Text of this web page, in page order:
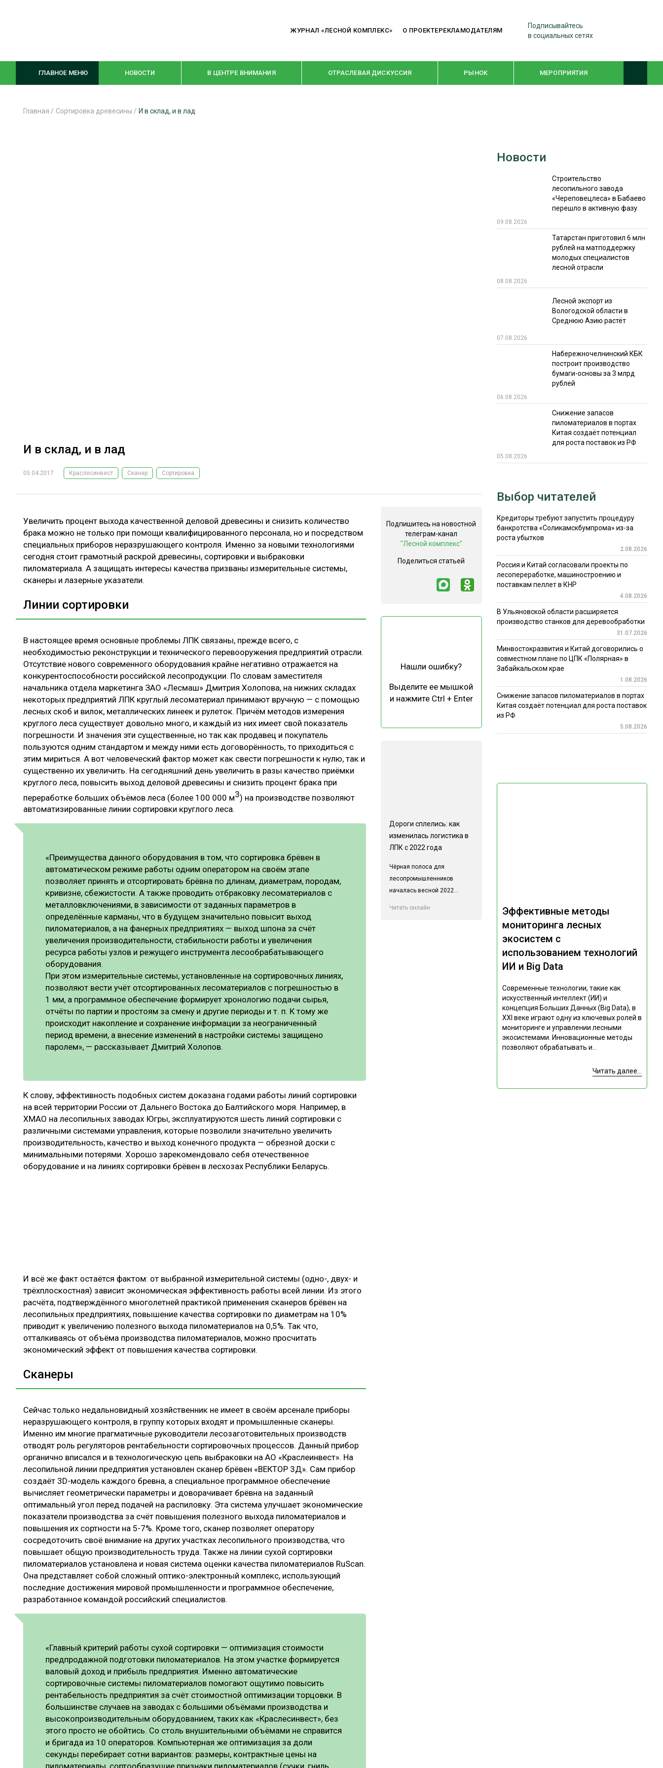
ЖУРНАЛ «ЛЕСНОЙ КОМПЛЕКС» О ПРОЕКТЕРЕКЛАМОДАТЕЛЯМ
Подписывайтесь
в социальных сетях
ГЛАВНОЕ МЕНЮ НОВОСТИ В ЦЕНТРЕ ВНИМАНИЯ ОТРАСЛЕВАЯ ДИСКУССИЯ РЫНОК МЕРОПРИЯТИЯ
WOODEX-2021
СУШКА ДРЕВЕСИНЫ
ИТОГИ МЕРОПРИЯТИЙ
Главная / Сортировка древесины / И в склад, и в лад
И в склад, и в лад
05.04.2017 Краслесинвест Сканер Сортировка
Увеличить процент выхода качественной деловой древесины и снизить количество
брака можно не только при помощи квалифицированного персонала, но и посредством
специальных приборов неразрушающего контроля. Именно за новыми технологиями
сегодня стоит грамотный раскрой древесины, сортировки и выбраковки
пиломатериала. А защищать интересы качества призваны измерительные системы,
сканеры и лазерные указатели.
Линии сортировки
В настоящее время основные проблемы ЛПК связаны, прежде всего, с
необходимостью реконструкции и технического перевооружения предприятий отрасли.
Отсутствие нового современного оборудования крайне негативно отражается на
конкурентоспособности российской лесопродукции. По словам заместителя
начальника отдела маркетинга ЗАО «Лесмаш» Дмитрия Холопова, на нижних складах
некоторых предприятий ЛПК круглый лесоматериал принимают вручную — с помощью
лесных скоб и вилок, металлических линеек и рулеток. Причём методов измерения
круглого леса существует довольно много, и каждый из них имеет свой показатель
погрешности. И значения эти существенные, но так как продавец и покупатель
пользуются одним стандартом и между ними есть договорённость, то приходиться с
этим мириться. А вот человеческий фактор может как свести погрешности к нулю, так и
существенно их увеличить. На сегодняшний день увеличить в разы качество приёмки
круглого леса, повысить выход деловой древесины и снизить процент брака при
переработке больших объёмов леса (более 100 000 м3) на производстве позволяют
автоматизированные линии сортировки круглого леса.
«Преимущества данного оборудования в том, что сортировка брёвен в
автоматическом режиме работы одним оператором на своём этапе
позволяет принять и отсортировать брёвна по длинам, диаметрам, породам,
кривизне, сбежистости. А также проводить отбраковку лесоматериалов с
металловключениями, в зависимости от заданных параметров в
определённые карманы, что в будущем значительно повысит выход
пиломатериалов, а на фанерных предприятиях — выход шпона за счёт
увеличения производительности, стабильности работы и увеличения
ресурса работы узлов и режущего инструмента лесообрабатывающего
оборудования.
При этом измерительные системы, установленные на сортировочных линиях,
позволяют вести учёт отсортированных лесоматериалов с погрешностью в
1 мм, а программное обеспечение формирует хронологию подачи сырья,
отчёты по партии и простоям за смену и другие периоды и т. п. К тому же
происходит накопление и сохранение информации за неограниченный
период времени, а внесение изменений в настройки системы защищено
паролем», — рассказывает Дмитрий Холопов.
К слову, эффективность подобных систем доказана годами работы линий сортировки
на всей территории России от Дальнего Востока до Балтийского моря. Например, в
ХМАО на лесопильных заводах Югры, эксплуатируются шесть линий сортировки с
различными системами управления, которые позволили значительно увеличить
производительность, качество и выход конечного продукта — обрезной доски с
минимальными потерями. Хорошо зарекомендовало себя отечественное
оборудование и на линиях сортировки брёвен в лесхозах Республики Беларусь.
И всё же факт остаётся фактом: от выбранной измерительной системы (одно-, двух- и
трёхплоскостная) зависит экономическая эффективность работы всей линии. Из этого
расчёта, подтверждённого многолетней практикой применения сканеров брёвен на
лесопильных предприятиях, повышение качества сортировки по диаметрам на 10%
приводит к увеличению полезного выхода пиломатериалов на 0,5%. Так что,
отталкиваясь от объёма производства пиломатериалов, можно просчитать
экономический эффект от повышения качества сортировки.
Сканеры
Сейчас только недальновидный хозяйственник не имеет в своём арсенале приборы
неразрушающего контроля, в группу которых входят и промышленные сканеры.
Именно им многие прагматичные руководители лесозаготовительных производств
отводят роль регуляторов рентабельности сортировочных процессов. Данный прибор
органично вписался и в технологическую цепь выбраковки на АО «Краслеинвест». На
лесопильной линии предприятия установлен сканер брёвен «ВЕКТОР 3Д». Сам прибор
создаёт 3D-модель каждого бревна, а специальное программное обеспечение
вычисляет геометрически параметры и доворачивает брёвна на заданный
оптимальный угол перед подачей на распиловку. Эта система улучшает экономические
показатели производства за счёт повышения полезного выхода пиломатериалов и
повышения их сортности на 5-7%. Кроме того, сканер позволяет оператору
сосредоточить своё внимание на других участках лесопильного производства, что
повышает общую производительность труда. Также на линии сухой сортировки
пиломатериалов установлена и новая система оценки качества пиломатериалов RuScan.
Она представляет собой сложный оптико-электронный комплекс, использующий
последние достижения мировой промышленности и программное обеспечение,
разработанное командой российский специалистов.
«Главный критерий работы сухой сортировки — оптимизация стоимости
предпродажной подготовки пиломатериалов. На этом участке формируется
валовый доход и прибыль предприятия. Именно автоматические
сортировочные системы пиломатериалов помогают ощутимо повысить
рентабельность предприятия за счёт стоимостной оптимизации торцовки. В
большинстве случаев на заводах с большими объёмами производства и
высокопроизводительным оборудованием, таких как «Краслесинвест», без
этого просто не обойтись. Со столь внушительными объёмами не справится
и бригада из 10 операторов. Компьютерная же оптимизация за доли
секунды перебирает сотни вариантов: размеры, контрактные цены на
Подпишитесь на новостной
телеграм-канал
"Лесной комплекс"
Поделиться статьей
Нашли ошибку?
Выделите ее мышкой
и нажмите Ctrl + Enter
Дороги сплелись: как
изменилась логистика в
ЛПК с 2022 года
Чёрная полоса для
лесопромышленников
началась весной 2022...
Читать онлайн
Новости
Строительство
лесопильного завода
«Череповецлеса» в Бабаево
перешло в активную фазу
09.08.2026
Татарстан приготовил 6 млн
рублей на матподдержку
молодых специалистов
лесной отрасли
08.08.2026
Лесной экспорт из
Вологодской области в
Среднюю Азию растёт
07.08.2026
Набережночелнинский КБК
построит производство
бумаги-основы за 3 млрд
рублей
06.08.2026
Снижение запасов
пиломатериалов в портах
Китая создаёт потенциал
для роста поставок из РФ
05.08.2026
Эффективные методы
мониторинга лесных
экосистем с
использованием технологий
ИИ и Big Data
Современные технологии, такие как
искусственный интеллект (ИИ) и
концепция Больших Данных (Big Data), в
XXI веке играют одну из ключевых ролей в
мониторинге и управлении лесными
экосистемами. Инновационные методы
позволяют обрабатывать и...
Читать далее...
Выбор читателей
Кредиторы требуют запустить процедуру
банкротства «Соликамскбумпрома» из-за
роста убытков
2.08.2026
Россия и Китай согласовали проекты по
лесопереработке, машиностроению и
поставкам пеллет в КНР
4.08.2026
В Ульяновской области расширяется
производство станков для деревообработки
31.07.2026
Минвостокразвития и Китай договорились о
совместном плане по ЦПК «Полярная» в
Забайкальском крае
1.08.2026
Снижение запасов пиломатериалов в портах
Китая создаёт потенциал для роста поставок
из РФ
5.08.2026